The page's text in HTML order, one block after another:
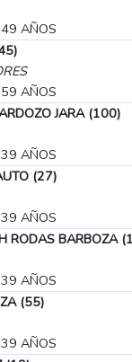
AÑOS
AÑOS
JARA (100)
AÑOS
(27)
AÑOS
RODAS BARBOZA
AÑOS
(55)
AÑOS